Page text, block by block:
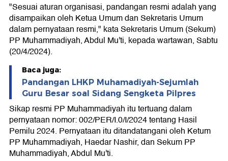
"Sesuai aturan organisasi, pandangan resmi adalah yang
disampaikan oleh Ketua Umum dan Sekretaris Umum
dalam pernyataan resmi," kata Sekretaris Umum (Sekum)
PP Muhammadiyah, Abdul Mu'ti, kepada wartawan, Sabtu
(20/4/2024).
Baca juga:
Pandangan LHKP Muhamadiyah-Sejumlah
Guru Besar soal Sidang Sengketa Pilpres
Sikap resmi PP Muhammadiyah itu tertuang dalam
pernyataan nomor: 002/PER/I.0/I/2024 tentang Hasil
Pemilu 2024. Pernyataan itu ditandatangani oleh Ketum
PP Muhammadiyah, Haedar Nashir, dan Sekum PP
Muhammadiyah, Abdul Mu'ti.